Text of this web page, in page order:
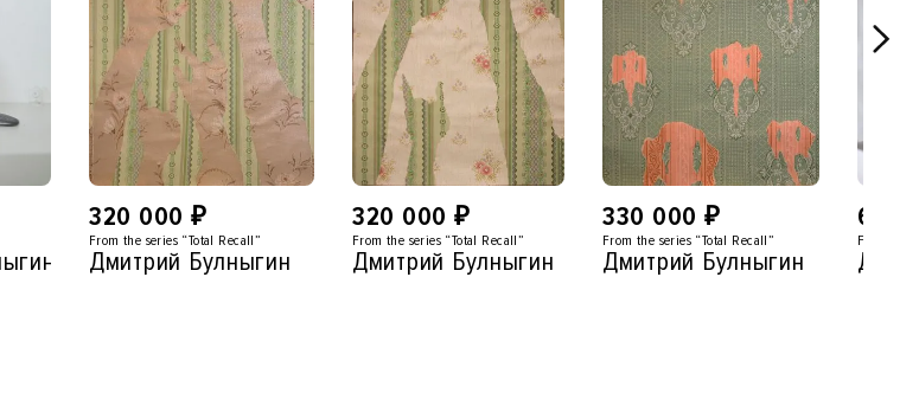
320 000 ₽
From the series “Total Recall”
Дмитрий Булныгин
320 000 ₽
From the series “Total Recall”
Дмитрий Булныгин
330 000 ₽
From the series “Total Recall”
Дмитрий Булныгин
600
From the